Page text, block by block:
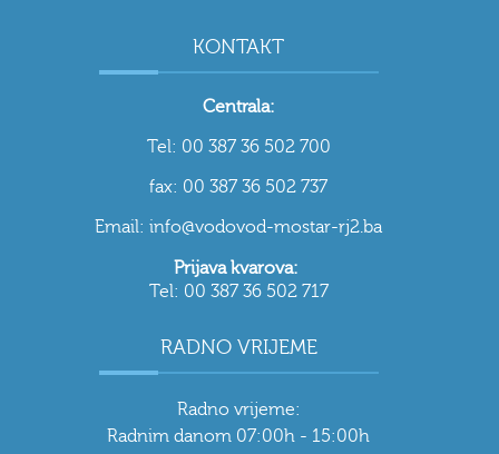
KONTAKT
Centrala:
Tel: 00 387 36 502 700
fax: 00 387 36 502 737
Email: info@vodovod-mostar-rj2.ba
Prijava kvarova:
Tel: 00 387 36 502 717
RADNO VRIJEME
Radno vrijeme:
Radnim danom 07:00h - 15:00h